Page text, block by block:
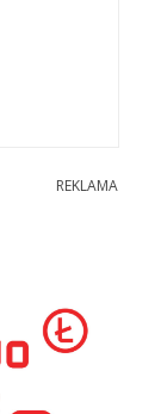
REKLAMA